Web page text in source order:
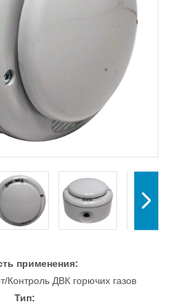
применения:
Контроль ДВК горючих газов
Тип: